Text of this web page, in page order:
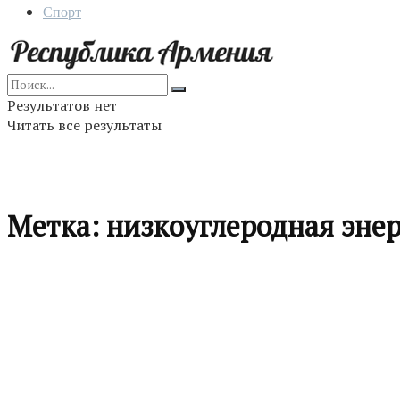
Спорт
Результатов нет
Читать все результаты
Метка: низкоуглеродная